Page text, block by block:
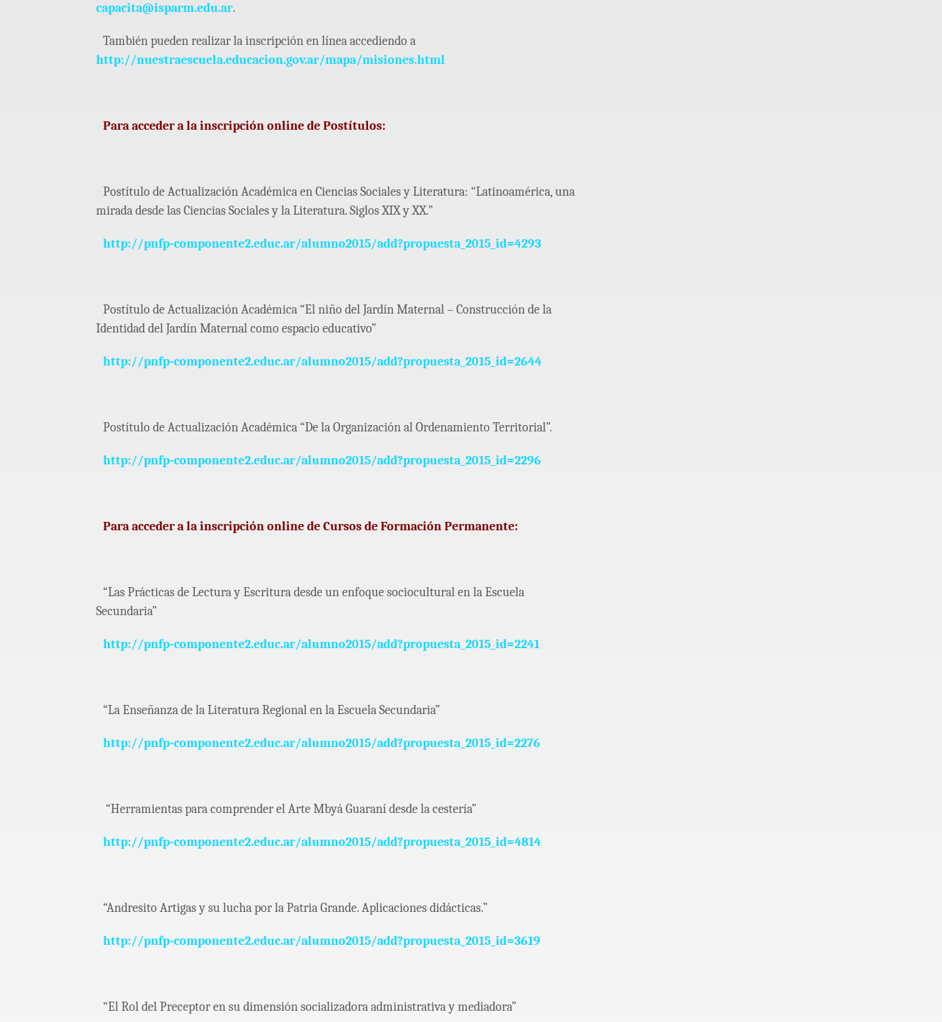
capacita@isparm.edu.ar.
También pueden realizar la inscripción en línea accediendo a
http://nuestraescuela.educacion.gov.ar/mapa/misiones.html
Para acceder a la inscripción online de Postítulos:
Postítulo de Actualización Académica en Ciencias Sociales y Literatura: “Latinoamérica, una
mirada desde las Ciencias Sociales y la Literatura. Siglos XIX y XX.”
http://pnfp-componente2.educ.ar/alumno2015/add?propuesta_2015_id=4293
Postítulo de Actualización Académica “El niño del Jardín Maternal – Construcción de la
Identidad del Jardín Maternal como espacio educativo”
http://pnfp-componente2.educ.ar/alumno2015/add?propuesta_2015_id=2644
Postítulo de Actualización Académica “De la Organización al Ordenamiento Territorial”.
http://pnfp-componente2.educ.ar/alumno2015/add?propuesta_2015_id=2296
Para acceder a la inscripción online de Cursos de Formación Permanente:
“Las Prácticas de Lectura y Escritura desde un enfoque sociocultural en la Escuela
Secundaria”
http://pnfp-componente2.educ.ar/alumno2015/add?propuesta_2015_id=2241
“La Enseñanza de la Literatura Regional en la Escuela Secundaria”
http://pnfp-componente2.educ.ar/alumno2015/add?propuesta_2015_id=2276
“Herramientas para comprender el Arte Mbyá Guaraní desde la cestería”
http://pnfp-componente2.educ.ar/alumno2015/add?propuesta_2015_id=4814
“Andresito Artigas y su lucha por la Patria Grande. Aplicaciones didácticas.”
http://pnfp-componente2.educ.ar/alumno2015/add?propuesta_2015_id=3619
“El Rol del Preceptor en su dimensión socializadora administrativa y mediadora”